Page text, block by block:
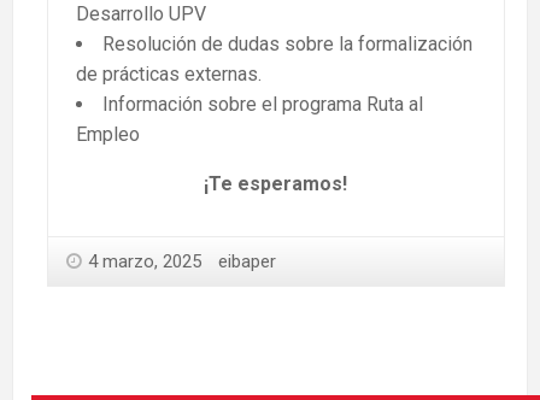
Desarrollo UPV
Resolución de dudas sobre la formalización
de prácticas externas.
Información sobre el programa Ruta al
Empleo
¡Te esperamos!
4 marzo, 2025 eibaper